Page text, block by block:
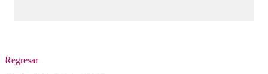
Regresar